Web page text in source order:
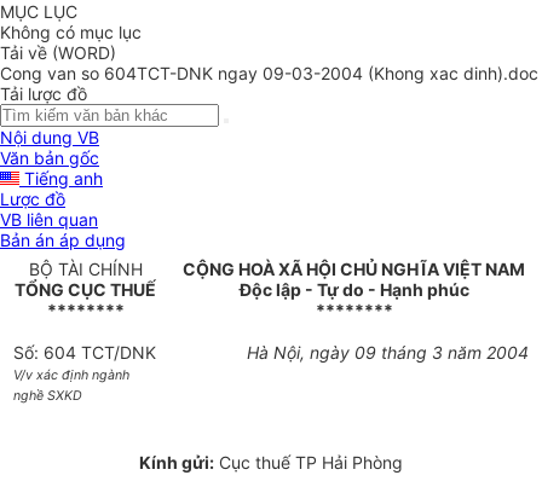
MỤC LỤC
Không có mục lục
Tải về (WORD)
Cong van so 604TCT-DNK ngay 09-03-2004 (Khong xac dinh).doc
Tải lược đồ
Nội dung VB
Văn bản gốc
Tiếng anh
Lược đồ
VB liên quan
Bản án áp dụng
BỘ TÀI CHÍNH
TỔNG CỤC THUẾ
********
CỘNG HOÀ XÃ HỘI CHỦ NGHĨA VIỆT NAM
Độc lập - Tự do - Hạnh phúc
********
Số: 604 TCT/DNK
V/v xác định ngành
nghề SXKD
Hà Nội, ngày 09 tháng 3 năm 2004
Kính gửi: Cục thuế TP Hải Phòng